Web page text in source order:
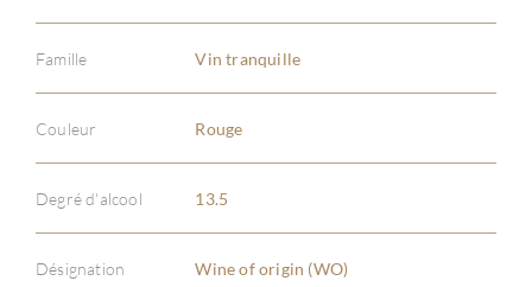
Famille Vin tranquille
Couleur Rouge
Degré d'alcool 13.5
Désignation Wine of origin (WO)